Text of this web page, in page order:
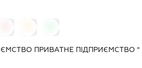
ПРИВАТНЕ ПІДПРИЄМСТВО "